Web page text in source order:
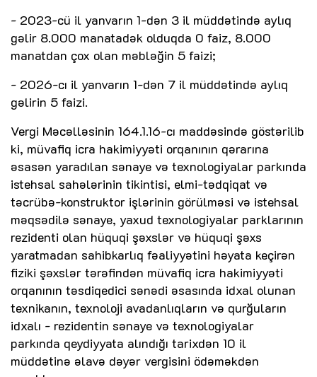
- 2023-cü il yanvarın 1-dən 3 il müddətində aylıq
gəlir 8.000 manatadək olduqda 0 faiz, 8.000
manatdan çox olan məbləğin 5 faizi;
- 2026-cı il yanvarın 1-dən 7 il müddətində aylıq
gəlirin 5 faizi.
Vergi Məcəlləsinin 164.1.16-cı maddəsində göstərilib
ki, müvafiq icra hakimiyyəti orqanının qərarına
əsasən yaradılan sənaye və texnologiyalar parkında
istehsal sahələrinin tikintisi, elmi-tədqiqat və
təcrübə-konstruktor işlərinin görülməsi və istehsal
məqsədilə sənaye, yaxud texnologiyalar parklarının
rezidenti olan hüquqi şəxslər və hüquqi şəxs
yaratmadan sahibkarlıq fəaliyyətini həyata keçirən
fiziki şəxslər tərəfindən müvafiq icra hakimiyyəti
orqanının təsdiqedici sənədi əsasında idxal olunan
texnikanın, texnoloji avadanlıqların və qurğuların
idxalı - rezidentin sənaye və texnologiyalar
parkında qeydiyyata alındığı tarixdən 10 il
müddətinə əlavə dəyər vergisini ödəməkdən